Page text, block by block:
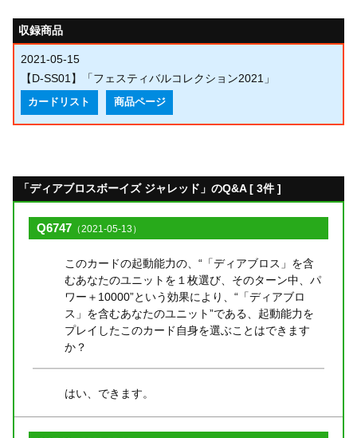
収録商品
2021-05-15
【D-SS01】「フェスティバルコレクション2021」
カードリスト 商品ページ
「ディアブロスボーイズ ジャレッド」のQ&A [ 3件 ]
Q6747 （2021-05-13）
このカードの起動能力の、“「ディアブロス」を含
むあなたのユニットを１枚選び、そのターン中、パ
ワー＋10000”という効果により、“「ディアブロ
ス」を含むあなたのユニット”である、起動能力を
プレイしたこのカード自身を選ぶことはできます
か？
はい、できます。